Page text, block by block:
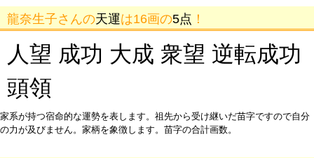
龍奈生子さんの天運は16画の5点 ！
人望 成功 大成 衆望 逆転成功
頭領
家系が持つ宿命的な運勢を表します。祖先から受け継いだ苗字ですので自分
の力が及びません。家柄を象徴します。苗字の合計画数。